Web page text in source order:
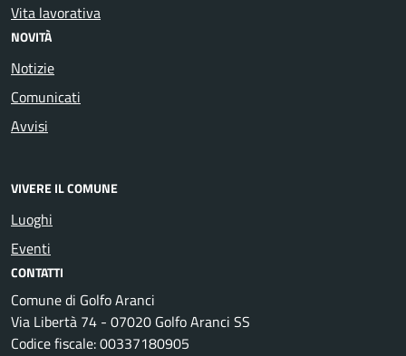
Vita lavorativa
NOVITÀ
Notizie
Comunicati
Avvisi
VIVERE IL COMUNE
Luoghi
Eventi
CONTATTI
Comune di Golfo Aranci
Via Libertà 74 - 07020 Golfo Aranci SS
Codice fiscale: 00337180905